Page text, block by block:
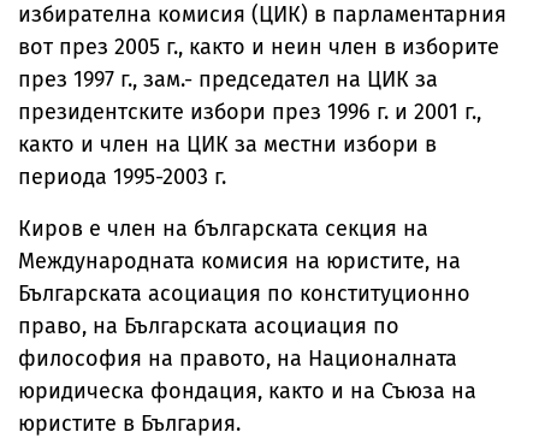
избирателна комисия (ЦИК) в парламентарния
вот през 2005 г., както и неин член в изборите
през 1997 г., зам.- председател на ЦИК за
президентските избори през 1996 г. и 2001 г.,
както и член на ЦИК за местни избори в
периода 1995-2003 г.
Киров е член на българската секция на
Международната комисия на юристите, на
Българската асоциация по конституционно
право, на Българската асоциация по
философия на правото, на Националната
юридическа фондация, както и на Съюза на
юристите в България.